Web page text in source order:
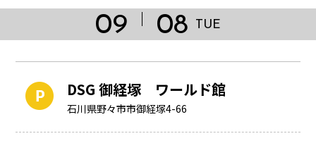
09 08 TUE
DSG 御経塚 ワールド館
石川県野々市市御経塚4-66